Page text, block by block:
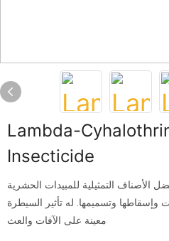
Lambda-
Insecticide
الأصناف التمثيلية للمبيدات الحشرية
وإسقاطها وتسميمها. له تأثير السيطرة
معينة على الآفات والعث